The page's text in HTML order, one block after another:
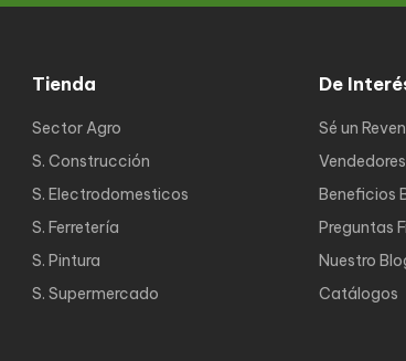
Tienda
Sector Agro
S. Construcción
S. Electrodomesticos
S. Ferretería
S. Pintura
S. Supermercado
De
Sé un
Vendedores
Beneficios
Preguntas
Nuestro
Catálogos